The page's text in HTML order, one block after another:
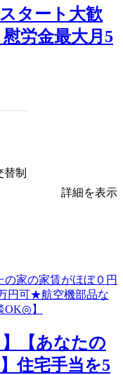
タート大歓
労金最大月5
制
詳細を表示
】【あなたの
住宅手当を5